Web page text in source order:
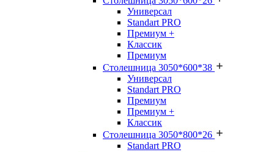
Универсал
Standart PRO
Премиум +
Классик
Премиум
Столешница 3050*600*38
Универсал
Standart PRO
Премиум
Премиум +
Классик
Столешница 3050*800*26
Standart PRO